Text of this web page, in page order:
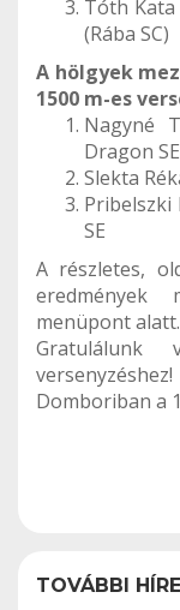
Tóth
(Rába SC)
A hölgyek
1500 m-es
Nagyné
Dragon SE
Slekta
SE
A részletes,
eredmények
menüpont alatt.
Gratulálunk
Domboriban a
TOVÁBBI